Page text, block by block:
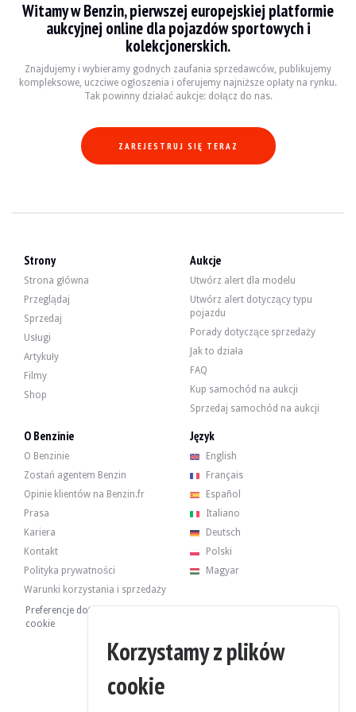
WIZYTY Tak
SPRZEDAŻ profesjonalista
DOKUMENT REJESTRACYJNY POJAZDU
Holenderski
Film
Z zewnątrz sprzedawca twierdzi, że pojazd jest w dobrym stanie.
Wewnątrz sprzedawca twierdzi, że pojazd jest w dobrym stanie. Czarna
- Ogrzewanie
- Opony radialne Dunlop SP
- Popielniczka
- Zapalniczka do cygar
4-cylindrowy silnik o pojemności 1,8 litra rozwijał moc 95 KM w momencie
Ostatnio, w 2022 i 2023 r., skorzystał z następujących kosztów:
-Nowe przednie i tylne amortyzatory
-Kompletny zestaw przedniego zawieszenia
-Wymiana różnych uszczelek, okien i nowych świateł.
Samochód posiada 4 oryginalne felgi. Samochód hamuje normalnie.
Witamy w Benzin, pierwszej europejskiej platformie
aukcyjnej online dla pojazdów sportowych i
kolekcjonerskich.
Znajdujemy i wybieramy godnych zaufania sprzedawców, publikujemy
kompleksowe, uczciwe ogłoszenia i oferujemy najniższe opłaty na rynku.
Tak powinny działać aukcje: dołącz do nas.
ZAREJESTRUJ SIĘ TERAZ
Strony
Strona główna
Przeglądaj
Sprzedaj
Usługi
Artykuły
Filmy
Shop
Aukcje
Utwórz alert dla modelu
Utwórz alert dotyczący typu
pojazdu
Porady dotyczące sprzedaży
Jak to działa
FAQ
Kup samochód na aukcji
Sprzedaj samochód na aukcji
O Benzinie
O Benzinie
Zostań agentem Benzin
Opinie klientów na Benzin.fr
Prasa
Kariera
Kontakt
Polityka prywatności
Warunki korzystania i sprzedaży
Preferencje dotyczące plików
cookie
Język
English
Français
Español
Italiano
Deutsch
Polski
Magyar
Korzystamy z plików
cookie